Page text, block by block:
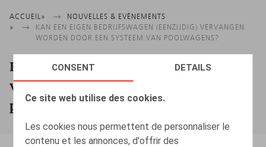
CONSENT DETAILS
Ce site web utilise des cookies.
Les cookies nous permettent de personnaliser le
contenu et les annonces, d'offrir des
Fil
d'Ariane
ACCUEIL
NOUVELLES & EVÈNEMENTS
KAN EEN EIGEN BEDRIJFSWAGEN (EENZIJDIG) VERVANGEN
WORDEN DOOR EEN SYSTEEM VAN POOLWAGENS?
Kan een eigen bedrijfswagen (eenzijdig)
vervangen worden door een systeem van
poolwagens?